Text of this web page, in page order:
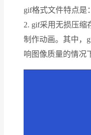
gif格式文件特点是
2. gif采用无损压缩
制作动画。其中，
响图像质量的情况